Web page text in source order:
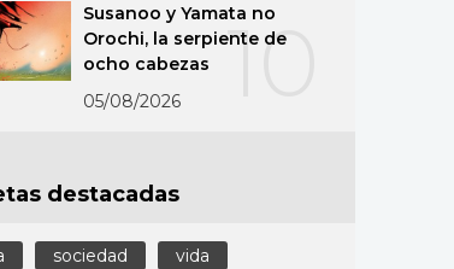
10
Susanoo y Yamata no
Orochi, la serpiente de
ocho cabezas
05/08/2026
destacadas
sociedad
vida